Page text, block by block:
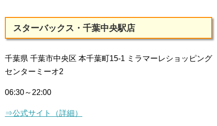
スターバックス・千葉中央駅店
千葉県 千葉市中央区 本千葉町15-1 ミラマーレショッピング
センターミーオ2
06:30～22:00
⇒公式サイト（詳細）